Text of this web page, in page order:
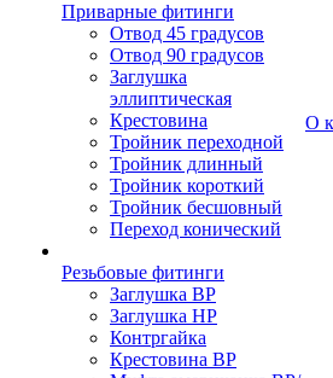
Приварные фитинги
Отвод 45 градусов
Отвод 90 градусов
Заглушка
эллиптическая
Крестовина
Тройник переходной
Тройник длинный
Тройник короткий
Тройник бесшовный
Переход конический
Резьбовые фитинги
Заглушка ВР
Заглушка НР
Контргайка
Крестовина ВР
О